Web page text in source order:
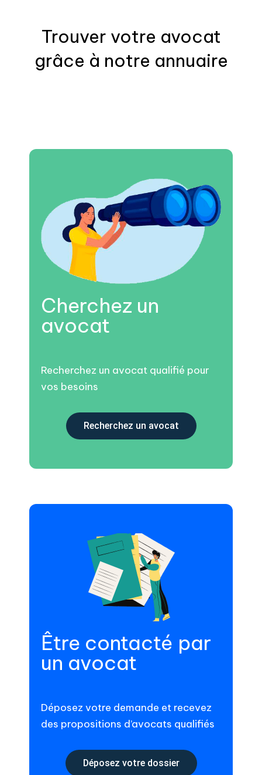
Trouver votre avocat
grâce à notre annuaire
Cherchez un
avocat
Recherchez un avocat qualifié pour
vos besoins
Recherchez un avocat
Être contacté par
un avocat
Déposez votre demande et recevez
des propositions d’avocats qualifiés
Déposez votre dossier